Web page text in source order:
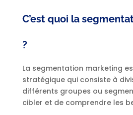
C’est quoi la
?
La segmentation marketing
stratégique qui consiste à
différents groupes ou
cibler et de comprendre les